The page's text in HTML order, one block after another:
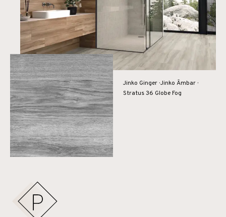
Jinko Ginger · Jinko Âmbar ·
Stratus 36 Globe Fog